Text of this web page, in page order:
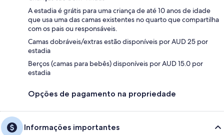
A estadia é grátis para uma criança de até 10 anos de idade
que usa uma das camas existentes no quarto que compartilha
com os pais ou responsáveis.
Camas dobráveis/extras estão disponíveis por AUD 25 por
estadia
Berços (camas para bebês) disponíveis por AUD 15.0 por
estadia
Opções de pagamento na propriedade
Informações importantes